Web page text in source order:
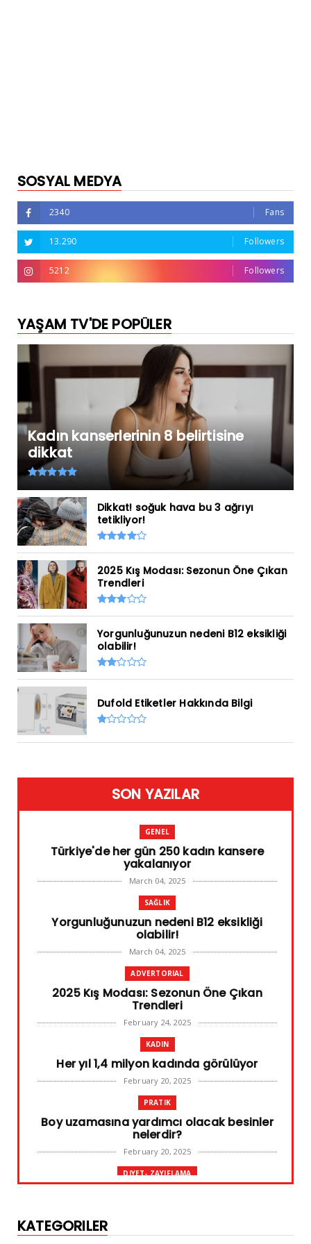
SOSYAL MEDYA
2340 Fans
13.290 Followers
5212 Followers
YAŞAM TV'DE POPÜLER
Kadın kanserlerinin 8 belirtisine
dikkat
Dikkat! soğuk hava bu 3 ağrıyı
tetikliyor!
2025 Kış Modası: Sezonun Öne Çıkan
Trendleri
Yorgunluğunuzun nedeni B12 eksikliği
olabilir!
Dufold Etiketler Hakkında Bilgi
SON YAZILAR
GENEL
Türkiye'de her gün 250 kadın kansere
yakalanıyor
March 04, 2025
SAĞLIK
Yorgunluğunuzun nedeni B12 eksikliği
olabilir!
March 04, 2025
ADVERTORIAL
2025 Kış Modası: Sezonun Öne Çıkan
Trendleri
February 24, 2025
KADIN
Her yıl 1,4 milyon kadında görülüyor
February 20, 2025
PRATIK
Boy uzamasına yardımcı olacak besinler
nelerdir?
February 20, 2025
DIYET- ZAYIFLAMA
KATEGORILER